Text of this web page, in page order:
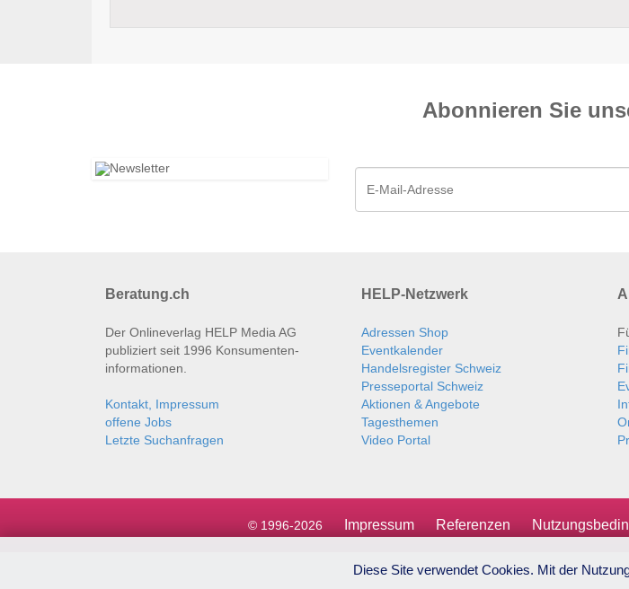
Abonnieren Sie
Beratung.ch
Der Onlineverlag HELP Media AG
publiziert seit 1996 Konsumenten­
informationen.
Kontakt, Impressum
offene Jobs
Letzte Suchanfragen
HELP-Netzwerk
Adressen Shop
Eventkalender
Handelsregister Schweiz
Presseportal Schweiz
Aktionen & Angebote
Tagesthemen
Video Portal
© 1996-2026 Impressum Referenzen
Diese Site verwendet Cookies. Mit der